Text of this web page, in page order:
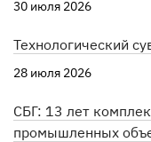
30 июля 2026
Технологический
28 июля 2026
СБГ: 13 лет
промышленных